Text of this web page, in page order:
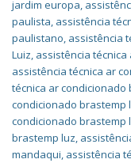
jardim europa,
paulista, assistência
paulistano, assistência
Luiz, assistência
assistência técnica ar
técnica ar condicionado
condicionado brastemp
condicionado brastemp
brastemp luz,
mandaqui, assistência